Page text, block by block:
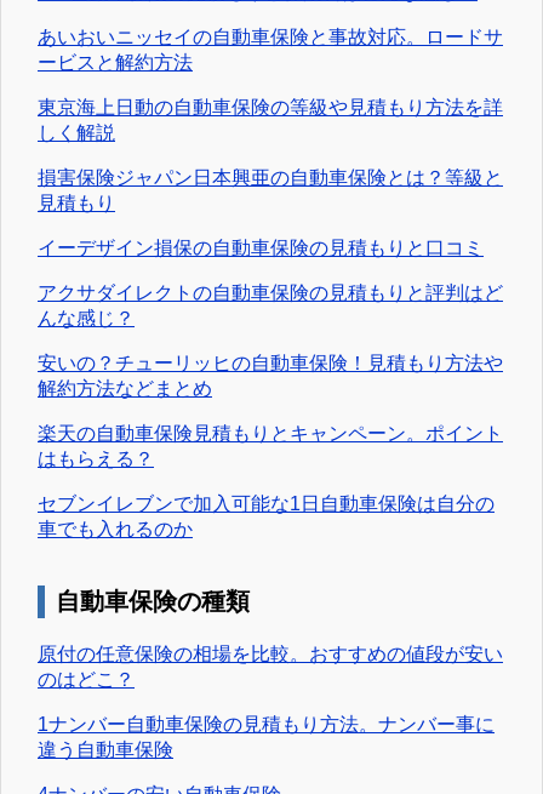
あいおいニッセイの自動車保険と事故対応。ロードサ
ービスと解約方法
東京海上日動の自動車保険の等級や見積もり方法を詳
しく解説
損害保険ジャパン日本興亜の自動車保険とは？等級と
見積もり
イーデザイン損保の自動車保険の見積もりと口コミ
アクサダイレクトの自動車保険の見積もりと評判はど
んな感じ？
安いの？チューリッヒの自動車保険！見積もり方法や
解約方法などまとめ
楽天の自動車保険見積もりとキャンペーン。ポイント
はもらえる？
セブンイレブンで加入可能な1日自動車保険は自分の
車でも入れるのか
自動車保険の種類
原付の任意保険の相場を比較。おすすめの値段が安い
のはどこ？
1ナンバー自動車保険の見積もり方法。ナンバー事に
違う自動車保険